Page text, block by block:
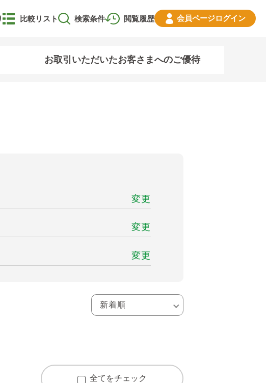
閲覧履歴
比較リスト 検索条件 会員ページログイン
お取引いただいたお客さまへのご優待
変更
変更
変更
全てをチェック